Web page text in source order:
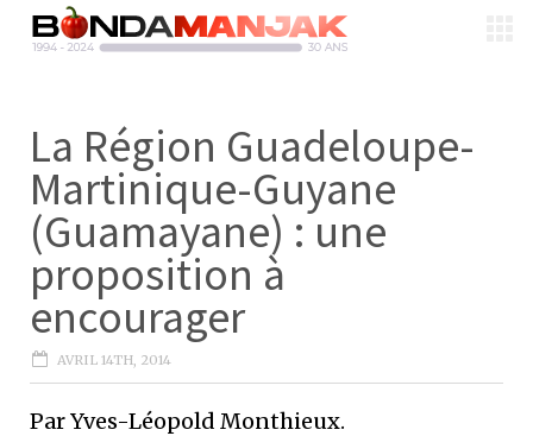
La Région Guadeloupe-
Martinique-Guyane
(Guamayane) : une
proposition à
encourager
AVRIL 14TH, 2014
Par Yves-Léopold Monthieux.